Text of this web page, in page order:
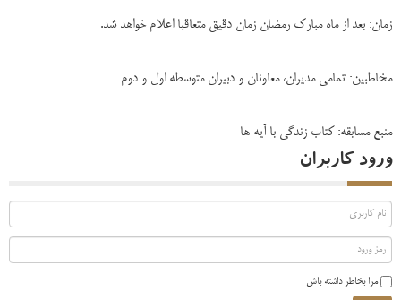
زمان: بعد از ماه مبارک رمضان زمان دقیق متعاقبا اعلام خواهد شد.
مخاطبین: تمامی مدیران، معاونان و دبیران متوسطه اول و دوم
منبع مسابقه: کتاب زندگی با آیه ها
ورود کاربران
مرا بخاطر داشته باش